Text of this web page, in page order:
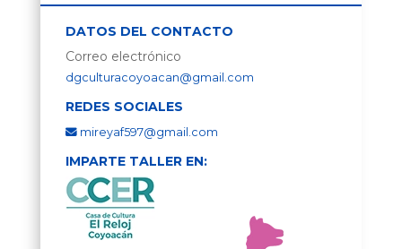
DATOS DEL CONTACTO
Correo electrónico
dgculturacoyoacan@gmail.com
REDES SOCIALES
mireyaf597@gmail.com
IMPARTE TALLER EN: